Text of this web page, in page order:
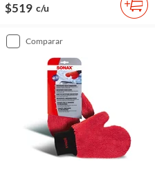
$519 c/u
comparar